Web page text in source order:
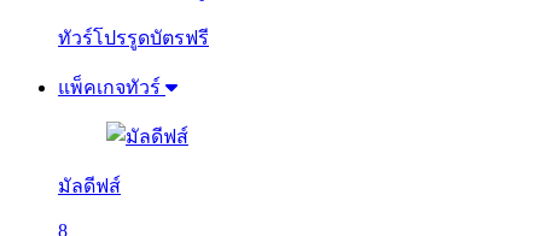
ทัวร์โปรรูดบัตรฟรี
แพ็คเกจทัวร์
มัลดีฟส์
8